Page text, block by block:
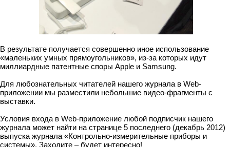
В результате получается совершенно иное использование
«маленьких умных прямоугольников», из-за которых идут
миллиардные патентные споры Apple и Samsung.
Для любознательных читателей нашего журнала в Web-
приложении мы разместили небольшие видео-фрагменты с
выставки.
Условия входа в Web-приложение любой подписчик нашего
журнала может найти на странице 5 последнего (декабрь 2012)
выпуска журнала «Контрольно-измерительные приборы и
системы». Заходите – будет интересно!